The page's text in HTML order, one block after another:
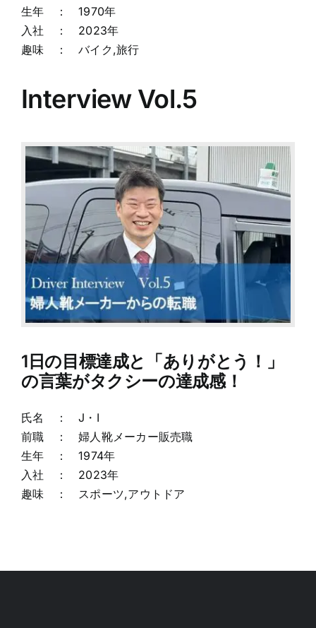
生年 ： 1970年
入社 ： 2023年
趣味 ： バイク,旅行
Interview Vol.5
1日の目標達成と「ありがとう！」
の言葉がタクシーの達成感！
氏名 ： J・I
前職 ： 婦人靴メーカー販売職
生年 ： 1974年
入社 ： 2023年
趣味 ： スポーツ,アウトドア